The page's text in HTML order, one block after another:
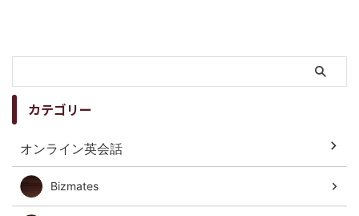
カテゴリー
オンライン英会話
Bizmates